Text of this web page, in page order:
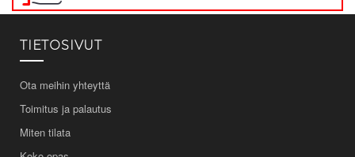
TIETOSIVUT
Ota meihin yhteyttä
Toimitus ja palautus
Miten tilata